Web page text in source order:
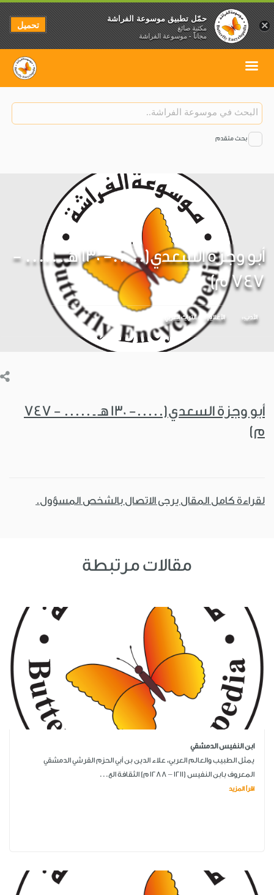
بحث متقدم
أبو وجزة السعدي(.....- 130 هـ ـ ..... -
747 م)
الأدب الأعلام التراث العربي
أبو وجزة السعدي(.....- 130 هـ ـ ..... - 747
م)
لقراءة كامل المقال يرجى الاتصال بالشخص المسؤول.
مقالات مرتبطة
ابن النفيس الدمشقي
يمثل الطبيب والعالم العربي، علاء الدين بن أبي الحزم القرشي الدمشقي
المعروف بابن النفيس (1211 – 1288 م) الثقافة الع...
اقرأ المزيد
×
حمّل تطبيق موسوعة الفراشة
مكتبة صائغ
مجاناً - موسوعة الفراشة
تحميل